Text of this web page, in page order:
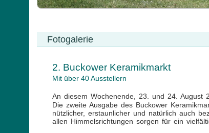
Fotogalerie
2. Buckower Keramikmarkt
Mit über 40 Ausstellern
An diesem Wochenende, 23. und 24. August
Die zweite Ausgabe des Buckower
nützlicher, erstaunlicher und natürlich auch
allen Himmelsrichtungen sorgen für ein